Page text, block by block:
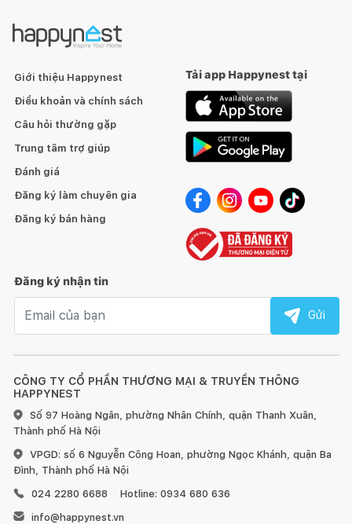
CÔNG TY CỔ PHẦN THƯƠNG MẠI & TRUYỀN THÔNG
HAPPYNEST
Số 97 Hoàng Ngân, phường Nhân Chính, quận Thanh Xuân,
Thành phố Hà Nội
VPGD: số 6 Nguyễn Công Hoan, phường Ngọc Khánh, quận Ba
Đình, Thành phố Hà Nội
024 2280 6688
Hotline: 0934 680 636
info@happynest.vn
Giới thiệu Happynest
Điều khoản và chính sách
Câu hỏi thường gặp
Trung tâm trợ giúp
Đánh giá
Đăng ký làm chuyên gia
Đăng ký bán hàng
Tải app Happynest tại
Đăng ký nhận tin
Gửi